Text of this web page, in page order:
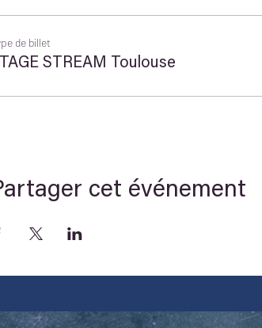
de billet
STREAM Toulouse
cet événement